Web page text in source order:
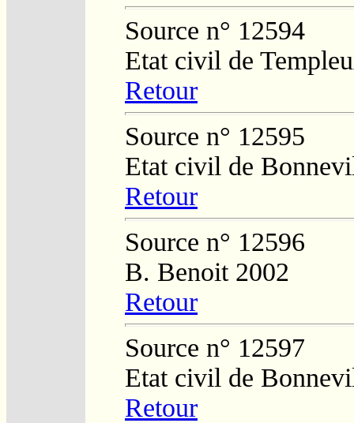
Source n° 12594
Etat civil de
Retour
Source n° 12595
Etat civil de
Retour
Source n° 12596
B. Benoit 2002
Retour
Source n° 12597
Etat civil de
Retour